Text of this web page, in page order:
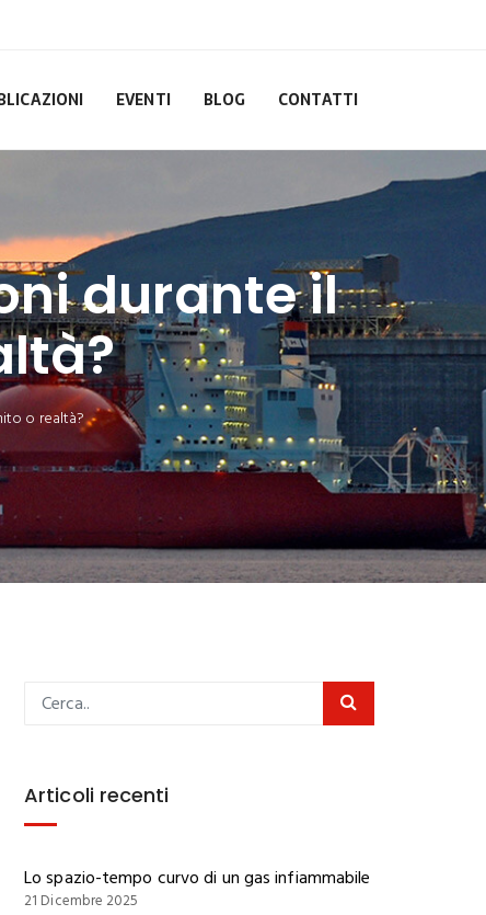
EVENTI BLOG CONTATTI
durante il
o realtà?
Articoli recenti
Lo spazio-tempo curvo di un gas infiammabile
21 Dicembre 2025